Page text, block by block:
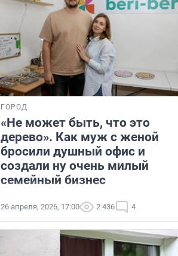
ГОРОД
«Не может быть, что это
дерево». Как муж с женой
бросили душный офис и
создали ну очень милый
семейный бизнес
26 апреля, 2026, 17:00 2 436 4